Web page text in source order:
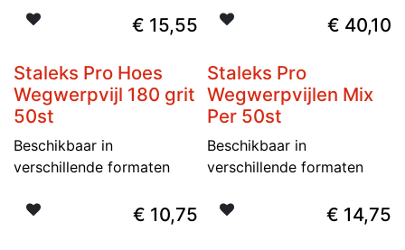
€ 15,55 € 40,10
Nieuw
Staleks Pro Hoes
Wegwerpvijl 180 grit
50st
Beschikbaar in
verschillende formaten
€ 10,75
Nieuw
Staleks Pro
Wegwerpvijlen Mix
Per 50st
Beschikbaar in
verschillende formaten
€ 14,75